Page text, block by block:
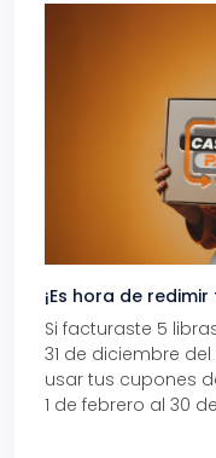
¡Es hora de
Si facturaste 5
31 de diciembre
usar tus cupones
1 de febrero al 30